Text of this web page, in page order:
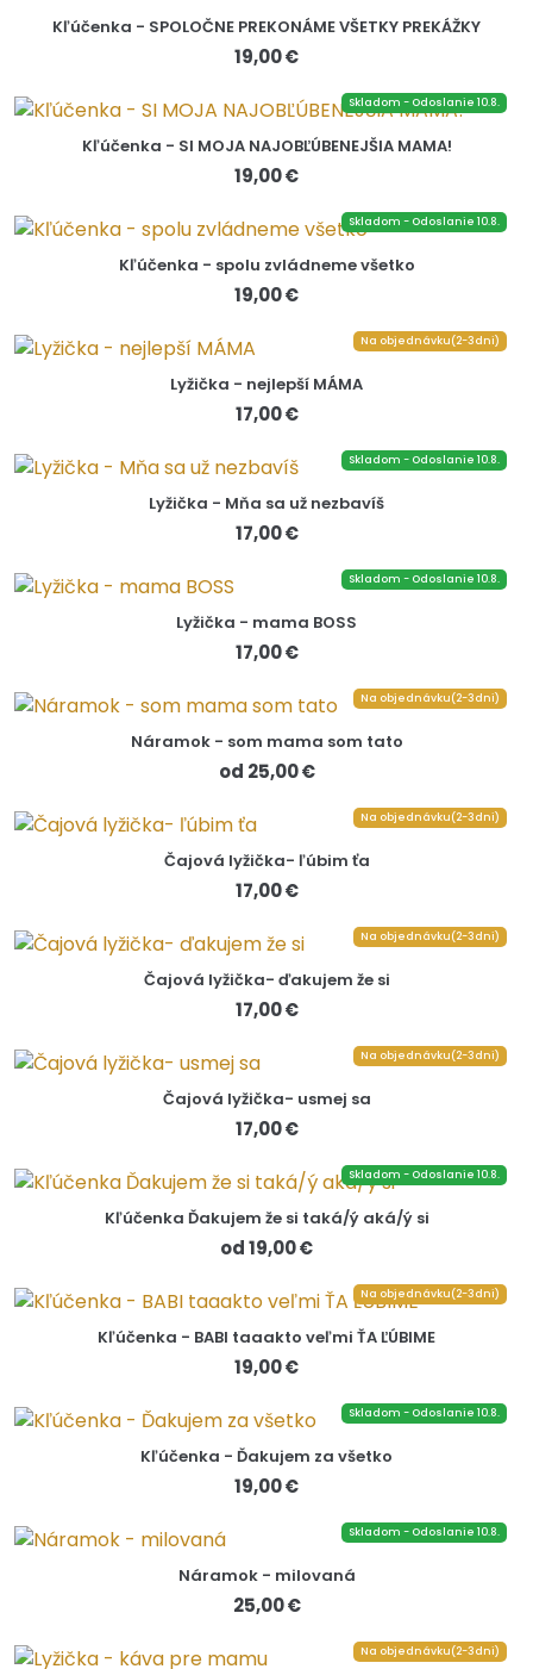
Kľúčenka - SPOLOČNE PREKONÁME VŠETKY PREKÁŽKY
19,00 €
Skladom - Odoslanie 10.8.
Kľúčenka - SI MOJA NAJOBĽÚBENEJŠIA MAMA!
19,00 €
Skladom - Odoslanie 10.8.
Kľúčenka - spolu zvládneme všetko
19,00 €
Na objednávku(2-3dni)
Lyžička - nejlepší MÁMA
17,00 €
Skladom - Odoslanie 10.8.
Lyžička - Mňa sa už nezbavíš
17,00 €
Skladom - Odoslanie 10.8.
Lyžička - mama BOSS
17,00 €
Na objednávku(2-3dni)
Náramok - som mama som tato
od 25,00 €
Na objednávku(2-3dni)
Čajová lyžička- ľúbim ťa
17,00 €
Na objednávku(2-3dni)
Čajová lyžička- ďakujem že si
17,00 €
Na objednávku(2-3dni)
Čajová lyžička- usmej sa
17,00 €
Skladom - Odoslanie 10.8.
Kľúčenka Ďakujem že si taká/ý aká/ý si
od 19,00 €
Na objednávku(2-3dni)
Kľúčenka - BABI taaakto veľmi ŤA ĽÚBIME
19,00 €
Skladom - Odoslanie 10.8.
Kľúčenka - Ďakujem za všetko
19,00 €
Skladom - Odoslanie 10.8.
Náramok - milovaná
25,00 €
Na objednávku(2-3dni)